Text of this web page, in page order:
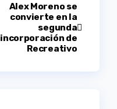
Alex Moreno se
convierte en la
segunda
incorporación de
Recreativo